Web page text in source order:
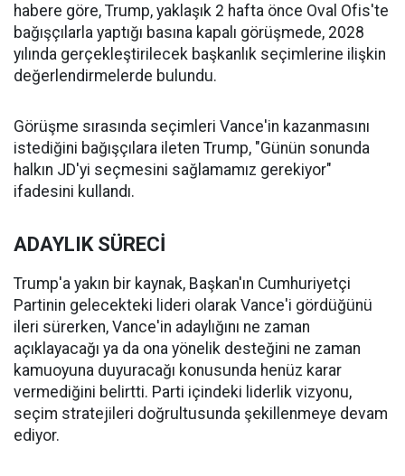
habere göre, Trump, yaklaşık 2 hafta önce Oval Ofis'te
bağışçılarla yaptığı basına kapalı görüşmede, 2028
yılında gerçekleştirilecek başkanlık seçimlerine ilişkin
değerlendirmelerde bulundu.
Görüşme sırasında seçimleri Vance'in kazanmasını
istediğini bağışçılara ileten Trump, "Günün sonunda
halkın JD'yi seçmesini sağlamamız gerekiyor"
ifadesini kullandı.
ADAYLIK SÜRECİ
Trump'a yakın bir kaynak, Başkan'ın Cumhuriyetçi
Partinin gelecekteki lideri olarak Vance'i gördüğünü
ileri sürerken, Vance'in adaylığını ne zaman
açıklayacağı ya da ona yönelik desteğini ne zaman
kamuoyuna duyuracağı konusunda henüz karar
vermediğini belirtti. Parti içindeki liderlik vizyonu,
seçim stratejileri doğrultusunda şekillenmeye devam
ediyor.